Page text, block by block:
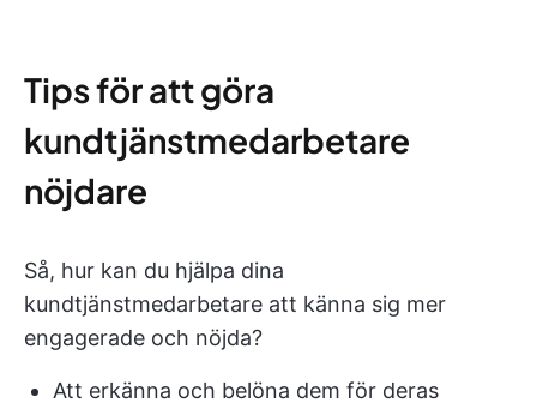
Tips för att göra
kundtjänstmedarbetare
nöjdare
Så, hur kan du hjälpa dina
kundtjänstmedarbetare att känna sig mer
engagerade och nöjda?
Att erkänna och belöna dem för deras